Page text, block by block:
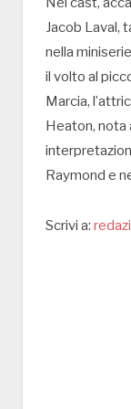
Jacob Laval,
nella
il volto al
Marcia,
Heaton, nota
Raymond e
Scrivi a: